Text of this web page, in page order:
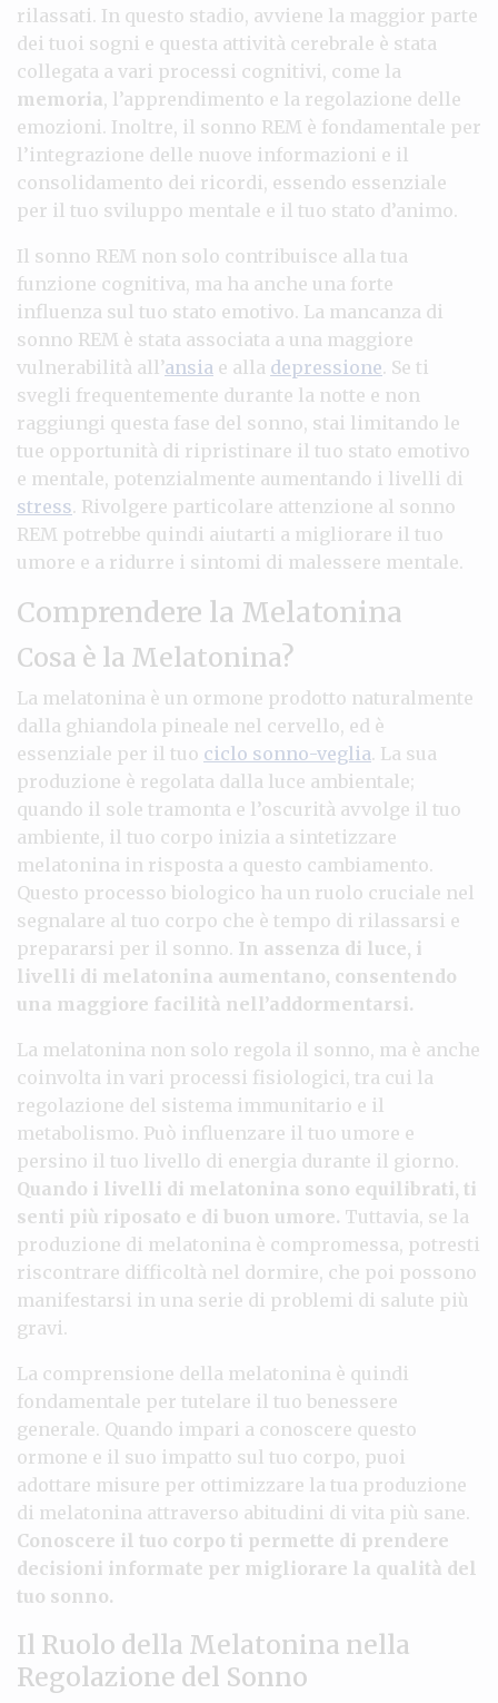
rilassati. In questo stadio, avviene la maggior parte
dei tuoi sogni e questa attività cerebrale è stata
collegata a vari processi cognitivi, come la
memoria, l’apprendimento e la regolazione delle
emozioni. Inoltre, il sonno REM è fondamentale per
l’integrazione delle nuove informazioni e il
consolidamento dei ricordi, essendo essenziale
per il tuo sviluppo mentale e il tuo stato d’animo.
Il sonno REM non solo contribuisce alla tua
funzione cognitiva, ma ha anche una forte
influenza sul tuo stato emotivo. La mancanza di
sonno REM è stata associata a una maggiore
vulnerabilità all’ansia e alla depressione. Se ti
svegli frequentemente durante la notte e non
raggiungi questa fase del sonno, stai limitando le
tue opportunità di ripristinare il tuo stato emotivo
e mentale, potenzialmente aumentando i livelli di
stress. Rivolgere particolare attenzione al sonno
REM potrebbe quindi aiutarti a migliorare il tuo
umore e a ridurre i sintomi di malessere mentale.
Comprendere la Melatonina
Cosa è la Melatonina?
La melatonina è un ormone prodotto naturalmente
dalla ghiandola pineale nel cervello, ed è
essenziale per il tuo ciclo sonno-veglia. La sua
produzione è regolata dalla luce ambientale;
quando il sole tramonta e l’oscurità avvolge il tuo
ambiente, il tuo corpo inizia a sintetizzare
melatonina in risposta a questo cambiamento.
Questo processo biologico ha un ruolo cruciale nel
segnalare al tuo corpo che è tempo di rilassarsi e
prepararsi per il sonno. In assenza di luce, i
livelli di melatonina aumentano, consentendo
una maggiore facilità nell’addormentarsi.
La melatonina non solo regola il sonno, ma è anche
coinvolta in vari processi fisiologici, tra cui la
regolazione del sistema immunitario e il
metabolismo. Può influenzare il tuo umore e
persino il tuo livello di energia durante il giorno.
Quando i livelli di melatonina sono equilibrati, ti
senti più riposato e di buon umore. Tuttavia, se la
produzione di melatonina è compromessa, potresti
riscontrare difficoltà nel dormire, che poi possono
manifestarsi in una serie di problemi di salute più
gravi.
La comprensione della melatonina è quindi
fondamentale per tutelare il tuo benessere
generale. Quando impari a conoscere questo
ormone e il suo impatto sul tuo corpo, puoi
adottare misure per ottimizzare la tua produzione
di melatonina attraverso abitudini di vita più sane.
Conoscere il tuo corpo ti permette di prendere
decisioni informate per migliorare la qualità del
tuo sonno.
Il Ruolo della Melatonina nella
Regolazione del Sonno